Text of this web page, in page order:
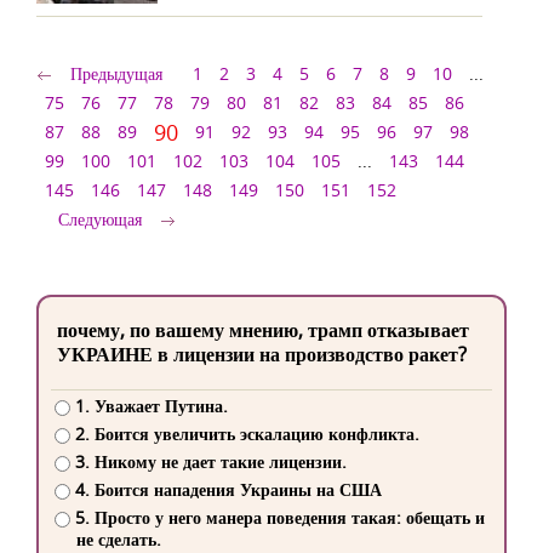
Предыдущая 1 2 3 4 5 6 7 8 9 10
...
75
76 77 78 79 80 81 82 83 84 85
86
87
88 89 90 91 92 93 94 95 96 97
98
99
100 101 102 103 104 105 ... 143
144
145
146 147 148 149 150 151
152
Следующая
почему, по вашему мнению, трамп отказывает
УКРАИНЕ в лицензии на производство ракет?
1. Уважает Путина.
2. Боится увеличить эскалацию конфликта.
3. Никому не дает такие лицензии.
4. Боится нападения Украины на США
5. Просто у него манера поведения такая: обещать и
не сделать.